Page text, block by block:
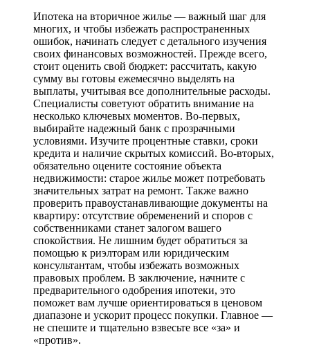
Ипотека на вторичное жилье — важный шаг для
многих, и чтобы избежать распространенных
ошибок, начинать следует с детального изучения
своих финансовых возможностей. Прежде всего,
стоит оценить свой бюджет: рассчитать, какую
сумму вы готовы ежемесячно выделять на
выплаты, учитывая все дополнительные расходы.
Специалисты советуют обратить внимание на
несколько ключевых моментов. Во-первых,
выбирайте надежный банк с прозрачными
условиями. Изучите процентные ставки, сроки
кредита и наличие скрытых комиссий. Во-вторых,
обязательно оцените состояние объекта
недвижимости: старое жилье может потребовать
значительных затрат на ремонт. Также важно
проверить правоустанавливающие документы на
квартиру: отсутствие обременений и споров с
собственниками станет залогом вашего
спокойствия. Не лишним будет обратиться за
помощью к риэлторам или юридическим
консультантам, чтобы избежать возможных
правовых проблем. В заключение, начните с
предварительного одобрения ипотеки, это
поможет вам лучше ориентироваться в ценовом
диапазоне и ускорит процесс покупки. Главное —
не спешите и тщательно взвесьте все «за» и
«против».